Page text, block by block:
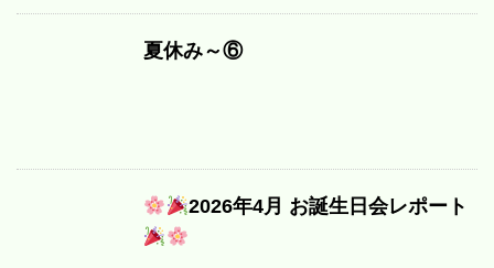
夏休み～⑥
2026年4月 お誕生日会レポート